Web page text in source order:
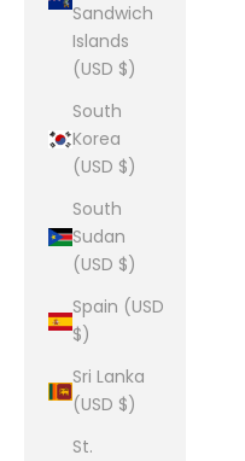
Sandwich
Islands
(USD $)
South
Korea
(USD $)
South
Sudan
(USD $)
Spain (USD
$)
Sri Lanka
(USD $)
St.